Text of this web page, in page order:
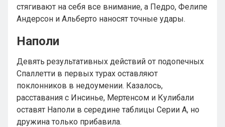
стягивают на себя все внимание, а Педро, Фелипе
Андерсон и Альберто наносят точные удары.
Наполи
Девять результативных действий от подопечных
Спаллетти в первых турах оставляют
поклонников в недоумении. Казалось,
расставания с Инсинье, Мертенсом и Кулибали
оставят Наполи в середине таблицы Серии А, но
дружина только прибавила.